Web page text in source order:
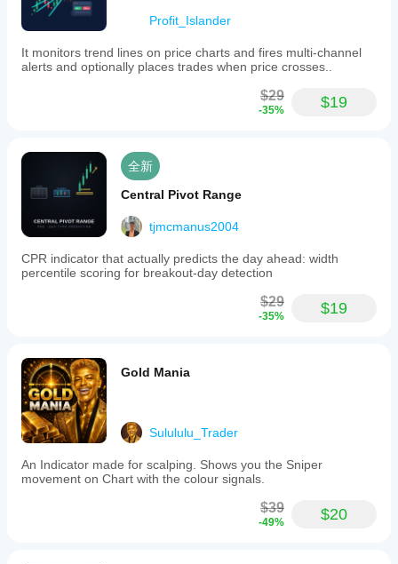
Profit_Islander
It monitors trend lines on price charts and fires multi-channel
alerts and optionally places trades when price crosses..
$29
-35% $19
全新
Central Pivot Range
tjmcmanus2004
CPR indicator that actually predicts the day ahead: width
percentile scoring for breakout-day detection
$29
-35% $19
Gold Mania
Sulululu_Trader
An Indicator made for scalping. Shows you the Sniper
movement on Chart with the colour signals.
$39
-49% $20